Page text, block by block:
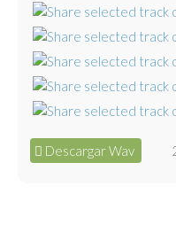
Descargar Wav